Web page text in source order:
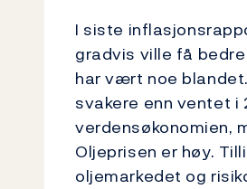
I siste
gradvis ville få
har vært noe
svakere enn ventet i
verdensøkonomien,
Oljeprisen er høy.
oljemarkedet og